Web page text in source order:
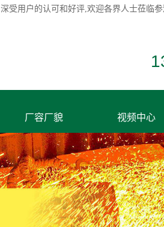
受用户的认可和好评,欢迎各界人士莅临参
厂容厂貌 视频中心